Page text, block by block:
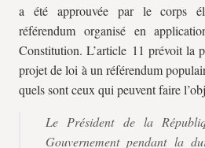
a été approuvée par le corps
référendum organisé en
Constitution. L’article 11 prévoit la
projet de loi à un référendum
quels sont ceux qui peuvent faire
Le Président de la
Gouvernement pendant la